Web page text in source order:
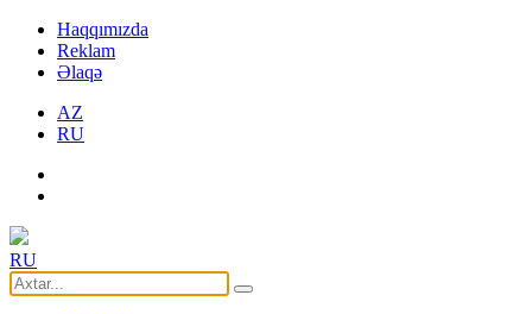
Haqqımızda
Reklam
Əlaqə
AZ
RU
RU